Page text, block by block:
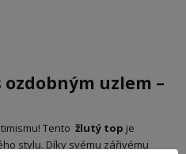
uzlem –
Tento žlutý top je
stylu. Díky svému zářivému